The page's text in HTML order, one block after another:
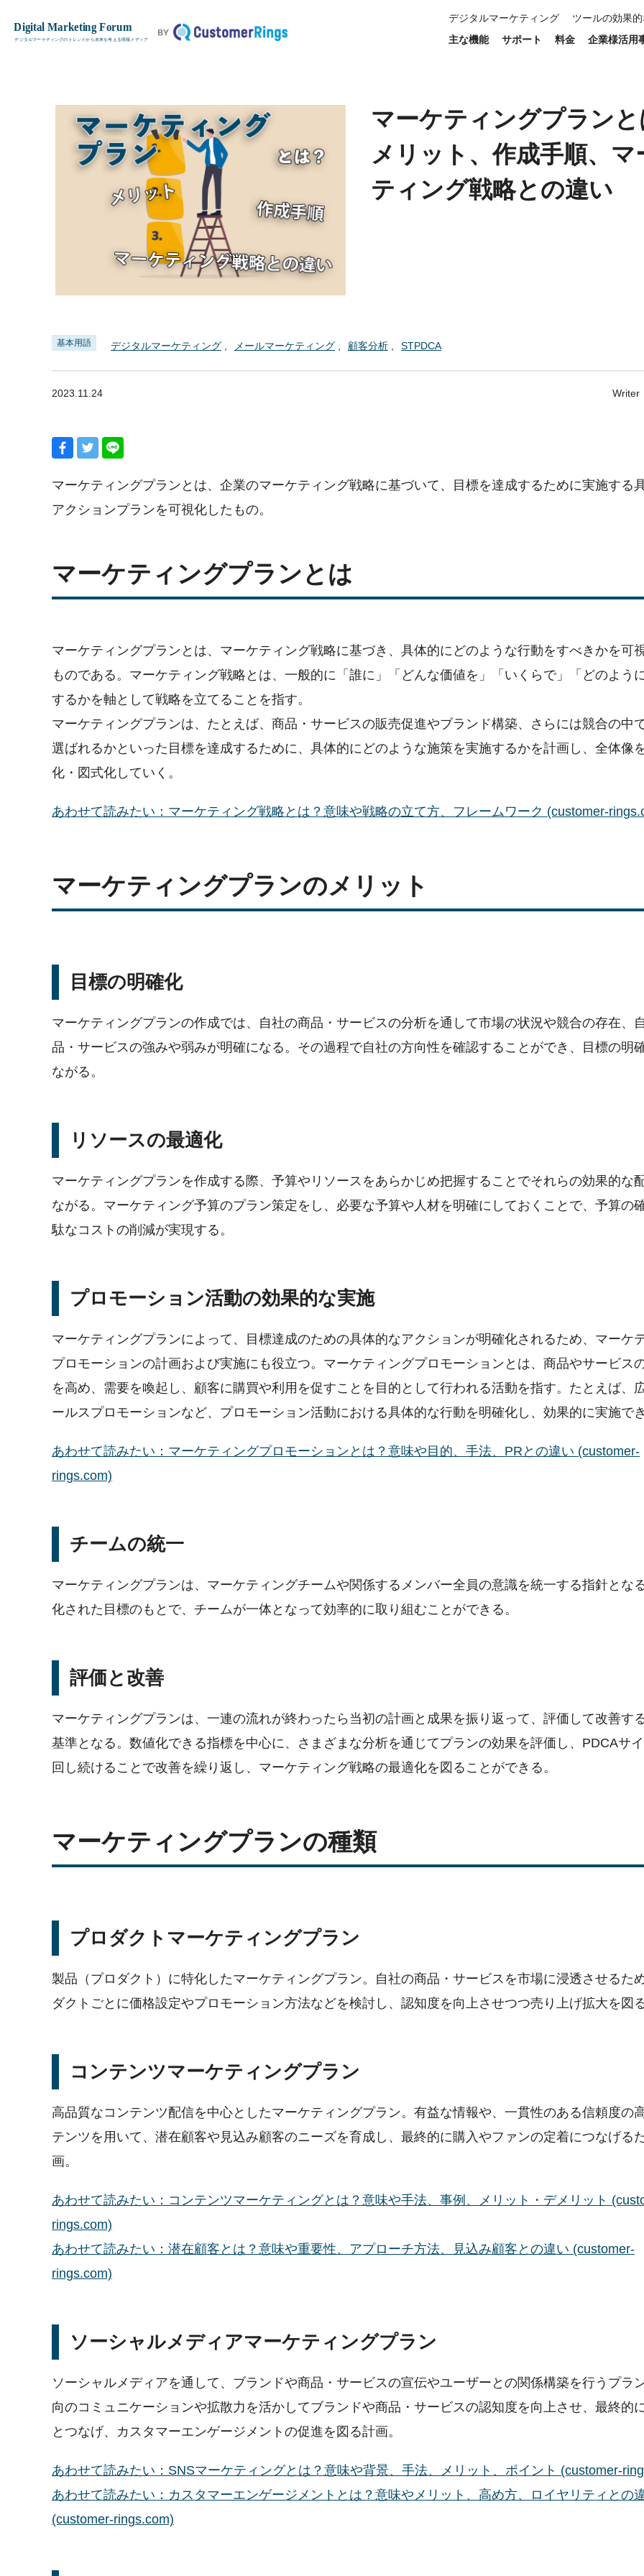
デジタルマーケティング ツールの効果
主な機能
サポート 料金 企業様活用
TOP 基本用語 マーケティングプランとは？メリット、作成手順、マーケティング戦略との違い
マーケティングプランと
メリット、作成手順、マ
ティング戦略との違い
基本用語 デジタルマーケティング メールマーケティング 顧客分析 STPDCA
2023.11.24 Writer
マーケティングプランとは、企業のマーケティング戦略に基づいて、目標を達成するために実施する
アクションプランを可視化したもの。
マーケティングプランとは
マーケティングプランとは、マーケティング戦略に基づき、具体的にどのような行動をすべきかを可
ものである。マーケティング戦略とは、一般的に「誰に」「どんな価値を」「いくらで」「どのよう
するかを軸として戦略を立てることを指す。
マーケティングプランは、たとえば、商品・サービスの販売促進やブランド構築、さらには競合の中
選ばれるかといった目標を達成するために、具体的にどのような施策を実施するかを計画し、全体像
化・図式化していく。
あわせて読みたい：マーケティング戦略とは？意味や戦略の立て方、フレームワーク (customer-
マーケティングプランのメリット
目標の明確化
マーケティングプランの作成では、自社の商品・サービスの分析を通して市場の状況や競合の存在、
品・サービスの強みや弱みが明確になる。その過程で自社の方向性を確認することができ、目標の明
ながる。
リソースの最適化
マーケティングプランを作成する際、予算やリソースをあらかじめ把握することでそれらの効果的な
ながる。マーケティング予算のプラン策定をし、必要な予算や人材を明確にしておくことで、予算の
駄なコストの削減が実現する。
プロモーション活動の効果的な実施
マーケティングプランによって、目標達成のための具体的なアクションが明確化されるため、マーケ
プロモーションの計画および実施にも役立つ。マーケティングプロモーションとは、商品やサービス
を高め、需要を喚起し、顧客に購買や利用を促すことを目的として行われる活動を指す。たとえば、
ールスプロモーションなど、プロモーション活動における具体的な行動を明確化し、効果的に実施でき
あわせて読みたい：マーケティングプロモーションとは？意味や目的、手法、PRとの違い (customer-
rings.com)
チームの統一
マーケティングプランは、マーケティングチームや関係するメンバー全員の意識を統一する指針とな
化された目標のもとで、チームが一体となって効率的に取り組むことができる。
評価と改善
マーケティングプランは、一連の流れが終わったら当初の計画と成果を振り返って、評価して改善す
基準となる。数値化できる指標を中心に、さまざまな分析を通じてプランの効果を評価し、PDCAサ
回し続けることで改善を繰り返し、マーケティング戦略の最適化を図ることができる。
マーケティングプランの種類
プロダクトマーケティングプラン
製品（プロダクト）に特化したマーケティングプラン。自社の商品・サービスを市場に浸透させるた
ダクトごとに価格設定やプロモーション方法などを検討し、認知度を向上させつつ売り上げ拡大を図る
コンテンツマーケティングプラン
高品質なコンテンツ配信を中心としたマーケティングプラン。有益な情報や、一貫性のある信頼度の
テンツを用いて、潜在顧客や見込み顧客のニーズを育成し、最終的に購入やファンの定着につなげる
画。
あわせて読みたい：コンテンツマーケティングとは？意味や手法、事例、メリット・デメリット
rings.com)
あわせて読みたい：潜在顧客とは？意味や重要性、アプローチ方法、見込み顧客との違い (customer-
rings.com)
ソーシャルメディアマーケティングプラン
ソーシャルメディアを通して、ブランドや商品・サービスの宣伝やユーザーとの関係構築を行うプラ
向のコミュニケーションや拡散力を活かしてブランドや商品・サービスの認知度を向上させ、最終的
とつなげ、カスタマーエンゲージメントの促進を図る計画。
あわせて読みたい：SNSマーケティングとは？意味や背景、手法、メリット、ポイント (customer-
あわせて読みたい：カスタマーエンゲージメントとは？意味やメリット、高め方、ロイヤリティとの
(customer-rings.com)